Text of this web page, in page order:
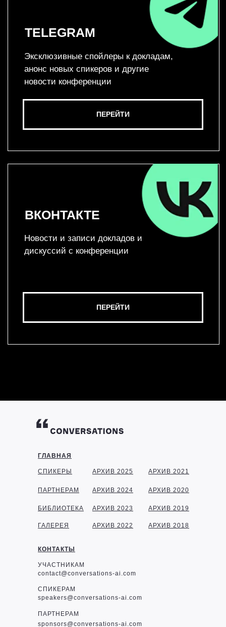
ГЛАВНАЯ
КОНТАКТЫ
СПИКЕРЫ
ПАРТНЕРАМ
БИБЛИОТЕКА
УЧАСТНИКАМ
contact@conversations-ai.com
СПИКЕРАМ
speakers@conversations-ai.com
ПАРТНЕРАМ
sponsors@conversations-ai.com
ГАЛЕРЕЯ
АРХИВ 2025
АРХИВ 2024
АРХИВ 2023
АРХИВ 2022
АРХИВ 2021
АРХИВ 2020
АРХИВ 2019
АРХИВ 2018